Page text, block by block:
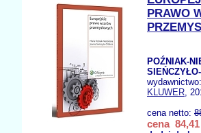
PRAWO
POŹNIAK-
KLUWER,
cena netto:
cena 84,41